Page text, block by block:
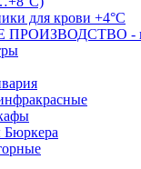
для крови +4°С
-
Бюркера